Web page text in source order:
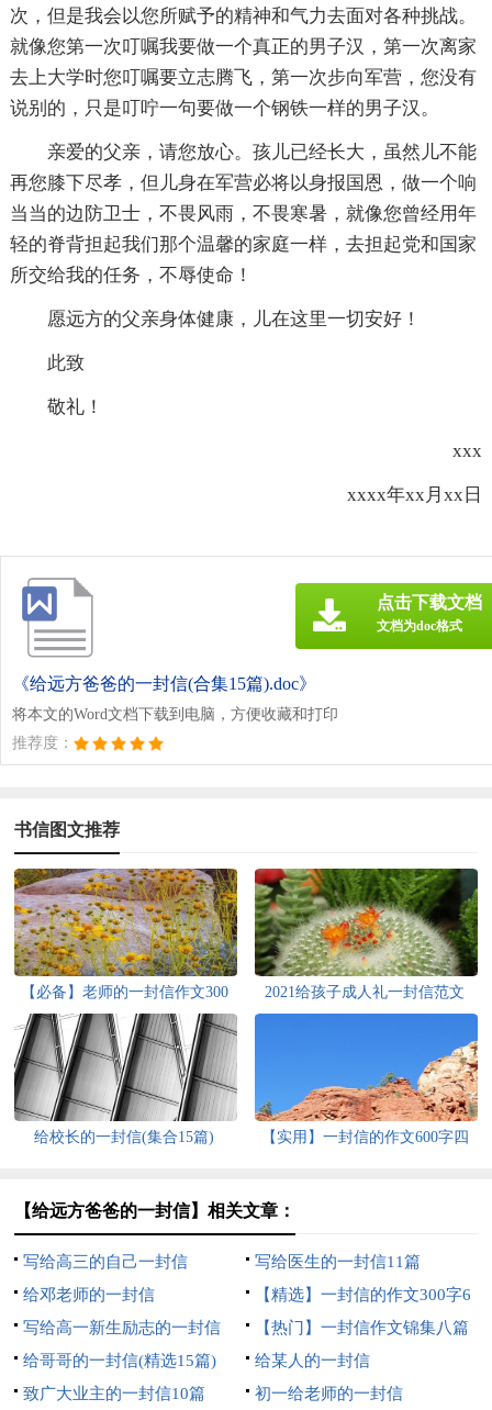
次，但是我会以您所赋予的精神和气力去面对各种挑战。
就像您第一次叮嘱我要做一个真正的男子汉，第一次离家
去上大学时您叮嘱要立志腾飞，第一次步向军营，您没有
说别的，只是叮咛一句要做一个钢铁一样的男子汉。
亲爱的父亲，请您放心。孩儿已经长大，虽然儿不能
再您膝下尽孝，但儿身在军营必将以身报国恩，做一个响
当当的边防卫士，不畏风雨，不畏寒暑，就像您曾经用年
轻的脊背担起我们那个温馨的家庭一样，去担起党和国家
所交给我的任务，不辱使命！
愿远方的父亲身体健康，儿在这里一切安好！
此致
敬礼！
xxx
xxxx年xx月xx日
《给远方爸爸的一封信(合集15篇).doc》
将本文的Word文档下载到电脑，方便收藏和打印
推荐度：
点击下载文档
文档为doc格式
书信图文推荐
【必备】老师的一封信作文300
字5篇
2021给孩子成人礼一封信范文
给校长的一封信(集合15篇)
【实用】一封信的作文600字四
【给远方爸爸的一封信】相关文章：
写给高三的自己一封信
写给医生的一封信11篇
给邓老师的一封信
【精选】一封信的作文300字6
篇
写给高一新生励志的一封信
800字（精选5篇）
【热门】一封信作文锦集八篇
给哥哥的一封信(精选15篇)
给某人的一封信
致广大业主的一封信10篇
初一给老师的一封信